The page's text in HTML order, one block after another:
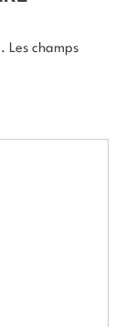
Les champs